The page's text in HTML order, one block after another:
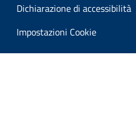
Dichiarazione di accessibilità
Impostazioni Cookie